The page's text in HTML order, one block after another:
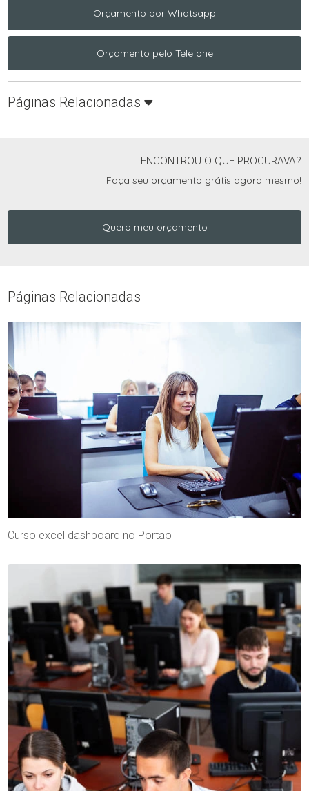
Orçamento por Whatsapp
Orçamento pelo Telefone
Páginas Relacionadas
ENCONTROU O QUE PROCURAVA?
Faça seu orçamento grátis agora mesmo!
Quero meu orçamento
Páginas Relacionadas
Curso excel dashboard no Portão